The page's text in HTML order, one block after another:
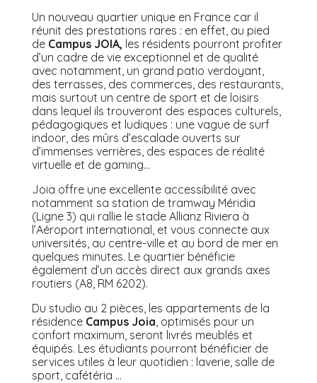
Un nouveau quartier unique en France car il
réunit des prestations rares : en effet, au pied
de Campus JOIA, les résidents pourront profiter
d’un cadre de vie exceptionnel et de qualité
avec notamment, un grand patio verdoyant,
des terrasses, des commerces, des restaurants,
mais surtout un centre de sport et de loisirs
dans lequel ils trouveront des espaces culturels,
pédagogiques et ludiques : une vague de surf
indoor, des mûrs d’escalade ouverts sur
d’immenses verrières, des espaces de réalité
virtuelle et de gaming…
Joia offre une excellente accessibilité avec
notamment sa station de tramway Méridia
(Ligne 3) qui rallie le stade Allianz Riviera à
l’Aéroport international, et vous connecte aux
universités, au centre-ville et au bord de mer en
quelques minutes. Le quartier bénéficie
également d’un accès direct aux grands axes
routiers (A8, RM 6202).
Du studio au 2 pièces, les appartements de la
résidence Campus Joia , optimisés pour un
confort maximum, seront livrés meublés et
équipés. Les étudiants pourront bénéficier de
services utiles à leur quotidien : laverie, salle de
sport, cafétéria …